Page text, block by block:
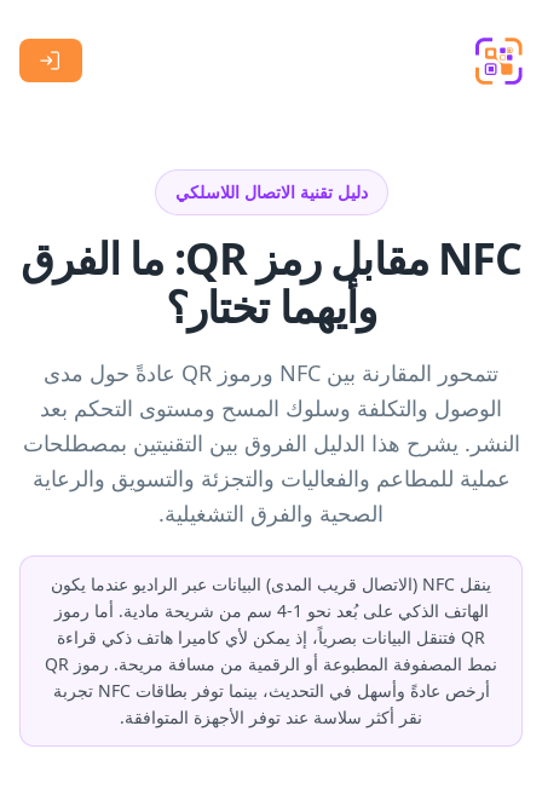
دليل تقنية الاتصال اللاسلكي
NFC مقابل رمز QR: ما الفرق
وأيهما تختار؟
تتمحور المقارنة بين NFC ورموز QR عادةً حول مدى
الوصول والتكلفة وسلوك المسح ومستوى التحكم بعد
النشر. يشرح هذا الدليل الفروق بين التقنيتين بمصطلحات
عملية للمطاعم والفعاليات والتجزئة والتسويق والرعاية
الصحية والفرق التشغيلية.
ينقل NFC (الاتصال قريب المدى) البيانات عبر الراديو عندما يكون
الهاتف الذكي على بُعد نحو 1-4 سم من شريحة مادية. أما رموز
QR فتنقل البيانات بصرياً، إذ يمكن لأي كاميرا هاتف ذكي قراءة
نمط المصفوفة المطبوعة أو الرقمية من مسافة مريحة. رموز QR
أرخص عادةً وأسهل في التحديث، بينما توفر بطاقات NFC تجربة
نقر أكثر سلاسة عند توفر الأجهزة المتوافقة.